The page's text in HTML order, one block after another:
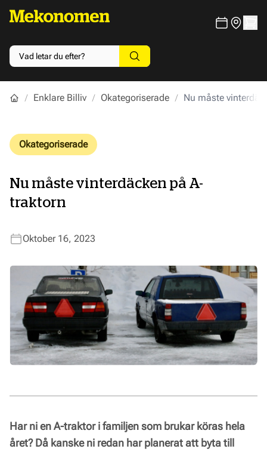
Enklare Billiv Okategoriserade Nu måste
Okategoriserade
Nu måste vinterdäcken på A-
traktorn
Oktober 16, 2023
Har ni en A-traktor i familjen som brukar köras hela
året? Då kanske ni redan har planerat att byta till